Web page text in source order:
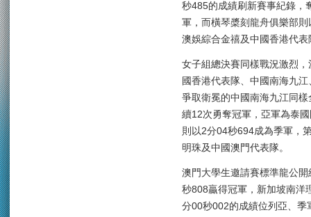
秒485的成績刷新賽事紀錄，
軍，而橫琴槳刻龍舟俱樂部
澳娛綜合金禧及中國香港代
女子組總決賽同樣戰況激烈
國香港代表隊、中國南海九
爭取衛冕的中國南海九江同
續12次勇奪冠軍，亞軍為泰
則以2分04秒694成為季軍，
明珠及中國澳門代表隊。
澳門大學生邀請賽標準龍公
秒808贏得冠軍，新加坡南洋
分00秒002的成績位列亞、季